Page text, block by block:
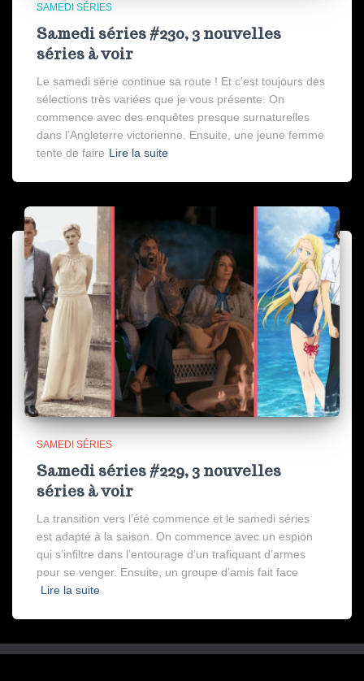
SAMEDI SÉRIES
Samedi séries #230, 3 nouvelles
séries à voir
Le samedi série continue sa route ! Et c’est toujours des
sélections très variées que je vous présente. On
commence avec des enquêtes presque surnaturelles
dans l’Angleterre victorienne. Ensuite, une jeune femme
tente de faire Lire la suite
SAMEDI SÉRIES
Samedi séries #229, 3 nouvelles
séries à voir
La transition vers l’été commence et le samedi séries
est adapté à la saison. On commence avec un espion
qui s’infiltre dans l’entourage d’un trafiquant d’armes
pour se venger. Ensuite, un groupe d’amis fait face
Lire la suite